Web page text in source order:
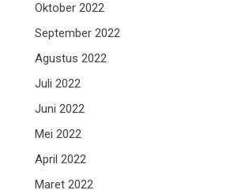
Oktober 2022
September 2022
Agustus 2022
Juli 2022
Juni 2022
Mei 2022
April 2022
Maret 2022